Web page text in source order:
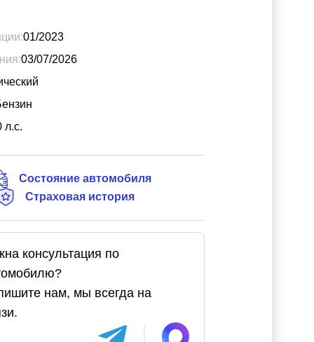
01/2023
03/07/2026
л.с.
Состояние автомобиля
Страховая история
консультация по
нам, мы всегда на